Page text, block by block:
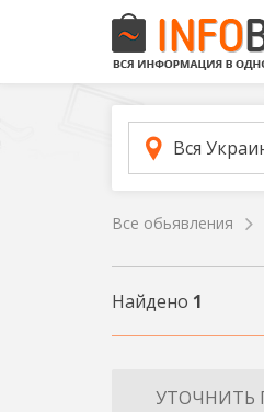
Вся
Все обьявления
Найдено 1
УТОЧНИТЬ